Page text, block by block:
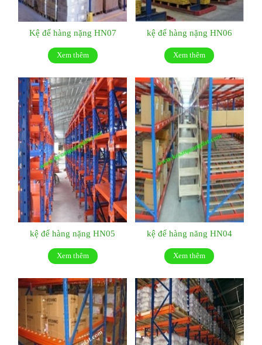
Kệ để hàng nặng HN07
Xem thêm
kệ để hàng nặng HN06
Xem thêm
kệ để hàng nặng HN05
Xem thêm
kệ để hàng năng HN04
Xem thêm